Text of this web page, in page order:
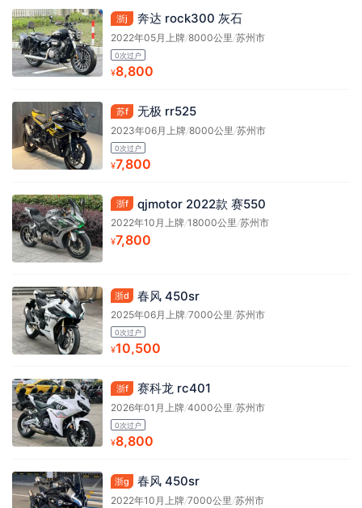
浙j 奔达 rock300 灰石
2022年05月上牌/8000公里 /苏州市
0次过户
¥8,800
苏f 无极 rr525
2023年06月上牌/8000公里 /苏州市
0次过户
¥7,800
浙f qjmotor 2022款 赛550
2022年10月上牌/18000公里/苏州市
¥7,800
浙d 春风 450sr
2025年06月上牌/7000公里/苏州市
0次过户
¥10,500
浙f 赛科龙 rc401
2026年01月上牌/4000公里/苏州市
0次过户
¥8,800
浙g 春风 450sr
2022年10月上牌/7000公里/苏州市